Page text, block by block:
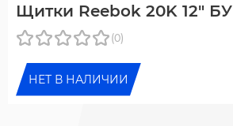
Щитки Reebok 20K 12" БУ
(0)
НЕТ В НАЛИЧИИ